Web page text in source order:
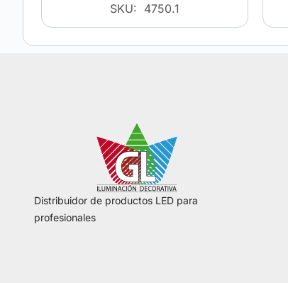
SKU: 4750.1
Distribuidor de productos LED para
profesionales